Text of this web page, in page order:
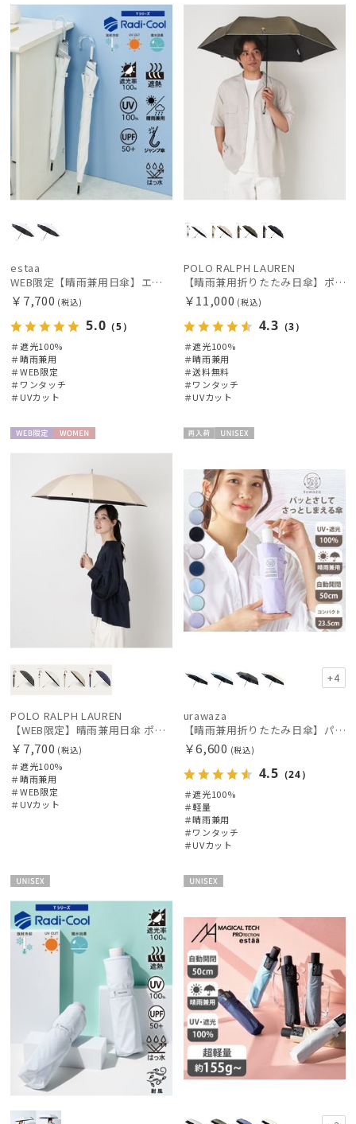
定
estaa
WEB限定【晴雨兼用日傘】エスタ(estaa)REIKYAKUパラソル 55㎝ ラディクール 遮光100 UV100 ボタンジャンプ
￥7,700 (税込)
5.0 （5）
＃遮光100%
＃晴雨兼用
＃WEB限定
＃ワンタッチ
＃UVカット
POLO RALPH LAUREN
【晴雨兼用折りたたみ日傘】ポロ ラルフ ローレン (POLO RALPH LAUREN) ポロベア 遮光100% UVメンズ日傘 自動開閉
￥11,000 (税込)
4.3 （3）
＃遮光100%
＃晴雨兼用
＃送料無料
＃ワンタッチ
＃UVカット
POLO RALPH LAUREN
【WEB限定】晴雨兼用日傘 ポロ ラルフ ローレン（POLO RALPH LAUREN）オーバーロック刺繍 遮光100 UV100
￥7,700 (税込)
＃遮光100%
＃晴雨兼用
＃WEB限定
＃UVカット
+4
urawaza
【晴雨兼用折りたたみ日傘】パッとさして、サッとしまえる傘コワザ(kowaza) プレーン 50 遮光100% UV100% 自動開閉傘 ワンタッチ
￥6,600 (税込)
4.5 （24）
＃遮光100%
＃軽量
＃晴雨兼用
＃ワンタッチ
＃UVカット
X